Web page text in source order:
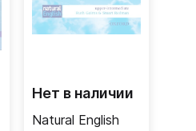
Нет в наличии
Natural English